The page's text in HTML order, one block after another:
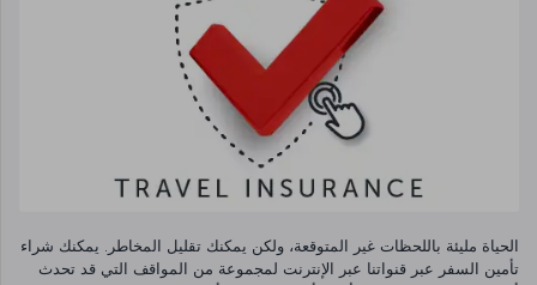
الحياة مليئة باللحظات غير المتوقعة، ولكن يمكنك تقليل المخاطر. يمكنك شراء
تأمين السفر عبر قنواتنا عبر الإنترنت لمجموعة من المواقف التي قد تحدث